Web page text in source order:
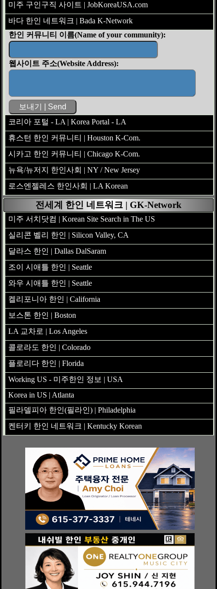
미주 구인구직 사이트 | JobKoreaUSA.com
바다 한인 네트워크 | Bada K-Network
한인 커뮤니티 이름(Name of your community):
웹사이트 주소(Website Address):
코리아 포털 - LA | Korea Portal - LA
휴스턴 한인 커뮤니티 | Houston K-Com.
시카고 한인 커뮤니티 | Chicago K-Com.
뉴욕/뉴저지 한인사회 | NY / New Jersey
로스엔젤레스 한인사회 | LA Korean
전세계 한인 네트워크 | GK-Network
미주 서치닷컴 | Korean Site Search in The US
실리콘 벨리 한인 | Silicon Valley, CA
달라스 한인 | Dallas DalSaram
조이 시애틀 한인 | Seattle
와우 시애틀 한인 | Seattle
켈리포니아 한인 | California
보스톤 한인 | Boston
LA 교차로 | Los Angeles
콜로라도 한인 | Colorado
플로리다 한인 | Florida
Working US - 미주한인 정보 | USA
Korea in US | Atlanta
필라델피아 한인(필라인) | Philadelphia
켄터키 한인 네트워크 | Kentucky Korean